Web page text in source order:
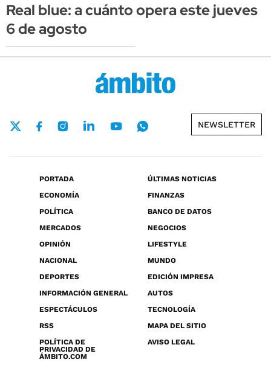
Real blue: a cuánto opera este jueves
6 de agosto
NEWSLETTER
PORTADA
ÚLTIMAS NOTICIAS
ECONOMÍA
FINANZAS
POLÍTICA
BANCO DE DATOS
MERCADOS
NEGOCIOS
OPINIÓN
LIFESTYLE
NACIONAL
MUNDO
DEPORTES
EDICIÓN IMPRESA
INFORMACIÓN GENERAL
AUTOS
ESPECTÁCULOS
TECNOLOGÍA
RSS
MAPA DEL SITIO
POLÍTICA DE
PRIVACIDAD DE
ÁMBITO.COM
AVISO LEGAL